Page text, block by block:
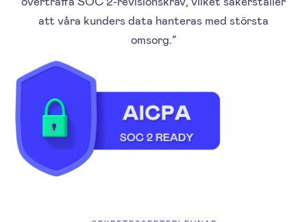
att våra kunders data hanteras med största
omsorg.”